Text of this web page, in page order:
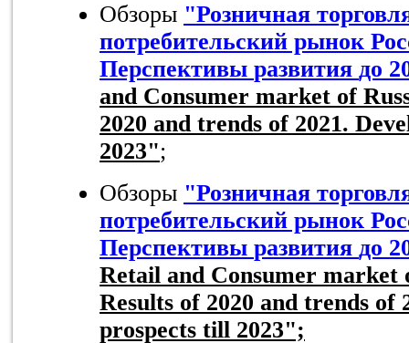
Обзоры "Розничная
потребительский рынок
Перспективы развития до
and Consumer market of
2020 and trends of 2021.
2023";
Обзоры "Розничная
потребительский рынок
Перспективы развития до
Retail and Consumer market
Results of 2020 and trends of
prospects till 2023";